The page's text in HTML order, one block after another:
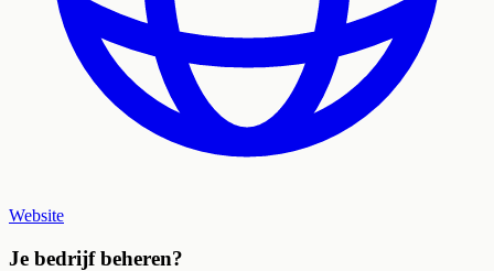
Website
Je bedrijf beheren?